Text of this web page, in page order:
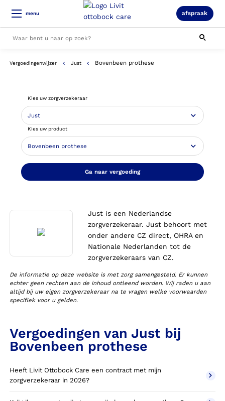
menu afspraak
Alle resultaten
Vergoedingenwijzer Just Bovenbeen prothese
Kies uw zorgverzekeraar
Kies uw product
Ga naar vergoeding
Just is een Nederlandse
zorgverzekeraar. Just behoort met
onder andere CZ direct, OHRA en
Nationale Nederlanden tot de
zorgverzekeraars van CZ.
De informatie op deze website is met zorg samengesteld. Er kunnen
echter geen rechten aan de inhoud ontleend worden. Wij raden u aan
altijd bij uw eigen zorgverzekeraar na te vragen welke voorwaarden
specifiek voor u gelden.
Vergoedingen van Just bij
Bovenbeen prothese
Heeft Livit Ottobock Care een contract met mijn
zorgverzekeraar in 2026?